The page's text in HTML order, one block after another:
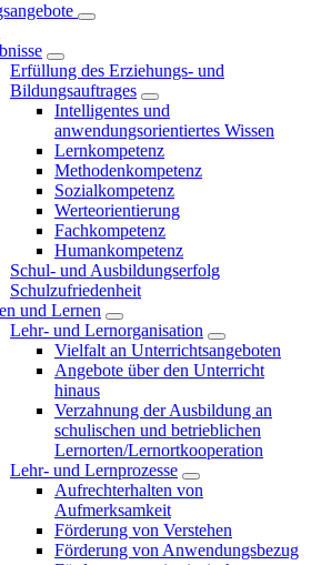
Erfüllung des Erziehungs- und
Bildungsauftrages
Intelligentes und
anwendungsorientiertes Wissen
Lernkompetenz
Methodenkompetenz
Sozialkompetenz
Werteorientierung
Fachkompetenz
Humankompetenz
Schul- und Ausbildungserfolg
Schulzufriedenheit
und Lernen
Lehr- und Lernorganisation
Vielfalt an Unterrichtsangeboten
Angebote über den Unterricht
hinaus
Verzahnung der Ausbildung an
schulischen und betrieblichen
Lernorten/Lernortkooperation
Lehr- und Lernprozesse
Aufrechterhalten von
Aufmerksamkeit
Förderung von Verstehen
Förderung von Anwendungsbezug